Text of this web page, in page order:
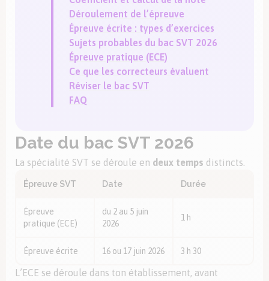
Déroulement de l’épreuve
Épreuve écrite : types d’exercices
Sujets probables du bac SVT 2026
Épreuve pratique (ECE)
Ce que les correcteurs évaluent
Réviser le bac SVT
FAQ
Date du bac SVT 2026
La spécialité SVT se déroule en deux temps distincts.
Épreuve SVT Date Durée
Épreuve
pratique (ECE)
du 2 au 5 juin
2026
1 h
Épreuve écrite 16 ou 17 juin 2026 3 h 30
L’ECE se déroule dans ton établissement, avant